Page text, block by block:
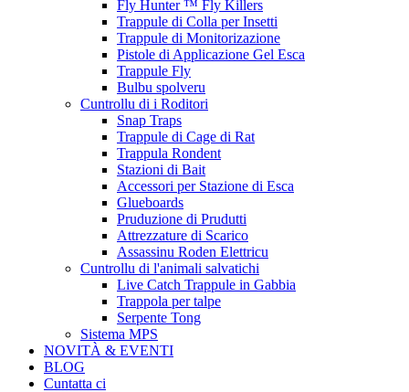
Fly Hunter ™ Fly Killers
Trappule di Colla per Insetti
Trappule di Monitorizazione
Pistole di Applicazione Gel Esca
Trappule Fly
Bulbu spolveru
Cuntrollu di i Roditori
Snap Traps
Trappule di Cage di Rat
Trappula Rondent
Stazioni di Bait
Accessori per Stazione di Esca
Glueboards
Pruduzione di Prudutti
Attrezzature di Scarico
Assassinu Roden Elettricu
Cuntrollu di l'animali salvatichi
Live Catch Trappule in Gabbia
Trappola per talpe
Serpente Tong
Sistema MPS
NOVITÀ & EVENTI
BLOG
Cuntatta ci